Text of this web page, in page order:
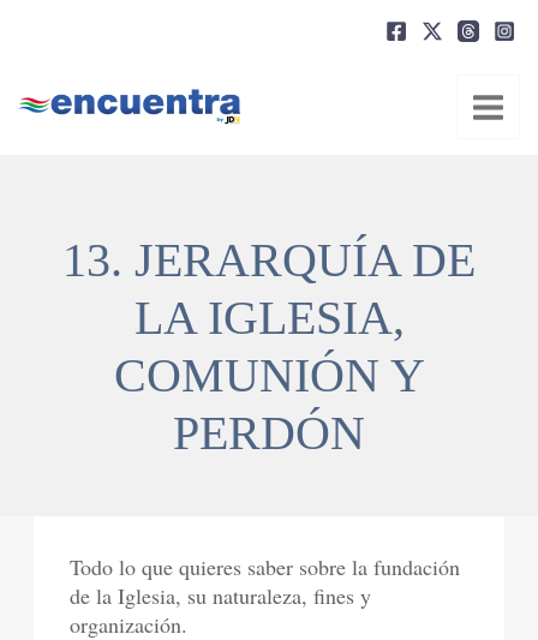
13. JERARQUÍA DE
LA IGLESIA,
COMUNIÓN Y
PERDÓN
Todo lo que quieres saber sobre la fundación
de la Iglesia, su naturaleza, fines y
organización.